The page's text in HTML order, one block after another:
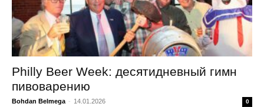
Philly Beer Week: десятидневный гимн
пивоварению
Bohdan Belmega - 14.01.2026 0